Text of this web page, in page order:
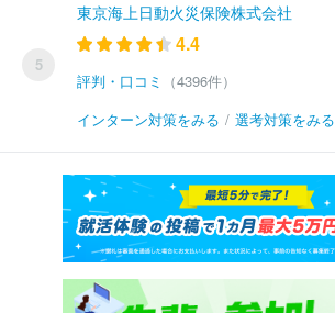
5
東京海上日動火災保険株式会社
4.4
評判・口コミ
（4396件）
インターン対策をみる / 選考対策をみる